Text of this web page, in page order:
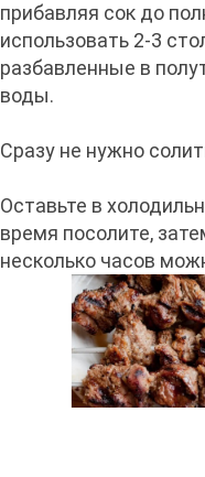
прибавляя сок до
использовать 2-3
разбавленные в
воды.
Сразу не нужно
Оставьте в
время посолите,
несколько часов